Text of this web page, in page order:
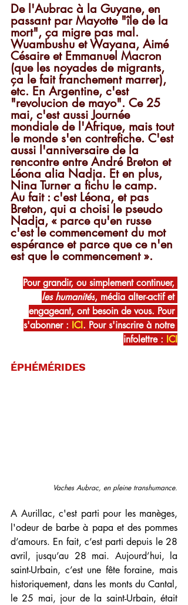
De l'Aubrac à la Guyane, en
passant par Mayotte "île de la
mort", ça migre pas mal.
Wuambushu et Wayana, Aimé
Césaire et Emmanuel Macron
(que les noyades de migrants,
ça le fait franchement marrer),
etc. En Argentine, c'est
"revolucion de mayo". Ce 25
mai, c'est aussi Journée
mondiale de l'Afrique, mais tout
le monde s'en contrefiche. C'est
aussi l'anniversaire de la
rencontre entre André Breton et
Léona alia Nadja. Et en plus,
Nina Turner a fichu le camp.
Au fait : c'est Léona, et pas
Breton, qui a choisi le pseudo
Nadja, « parce qu'en russe
c'est le commencement du mot
espérance et parce que ce n'en
est que le commencement ».
Pour grandir, ou simplement continuer,
les humanités, média alter-actif et
engageant, ont besoin de vous. Pour
s'abonner : ICI. Pour s'inscrire à notre
infolettre : ICI
ÉPHÉMÉRIDES
Vaches Aubrac, en pleine transhumance.
A Aurillac, c'est parti pour les manèges,
l'odeur de barbe à papa et des pommes
d’amours. En fait, c’est parti depuis le 28
avril, jusqu’au 28 mai. Aujourd’hui, la
saint-Urbain, c’est une fête foraine, mais
historiquement, dans les monts du Cantal,
le 25 mai, jour de la saint-Urbain, était